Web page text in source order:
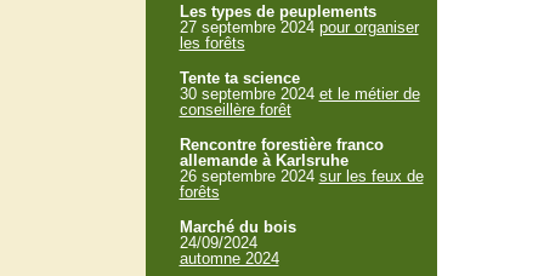
Les types de peuplements
27 septembre 2024 pour organiser
les forêts
Tente ta science
30 septembre 2024 et le métier de
conseillère forêt
Rencontre forestière franco
allemande à Karlsruhe
26 septembre 2024 sur les feux de
forêts
Marché du bois
24/09/2024
automne 2024